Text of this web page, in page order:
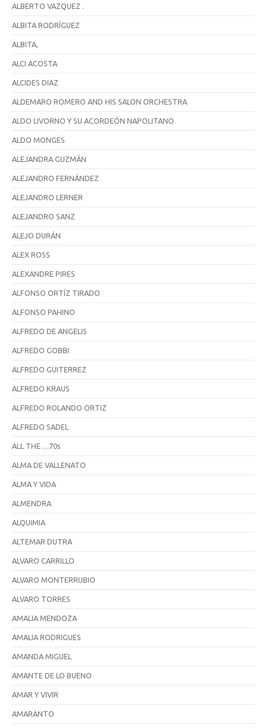
ALBERTO VAZQUEZ .
ALBITA RODRÍGUEZ
ALBITA,
ALCI ACOSTA
ALCIDES DIAZ
ALDEMARO ROMERO AND HIS SALON ORCHESTRA
ALDO LIVORNO Y SU ACORDEÓN NAPOLITANO
ALDO MONGES
ALEJANDRA GUZMÁN
ALEJANDRO FERNÁNDEZ
ALEJANDRO LERNER
ALEJANDRO SANZ
ALEJO DURÁN
ALEX ROSS
ALEXANDRE PIRES
ALFONSO ORTÍZ TIRADO
ALFONSO PAHINO
ALFREDO DE ANGELIS
ALFREDO GOBBI
ALFREDO GUITERREZ
ALFREDO KRAUS
ALFREDO ROLANDO ORTIZ
ALFREDO SADEL
ALL THE …70s
ALMA DE VALLENATO
ALMA Y VIDA
ALMENDRA
ALQUIMIA
ALTEMAR DUTRA
ALVARO CARRILLO
ALVARO MONTERRUBIO
ALVARO TORRES
AMALIA MENDOZA
AMALIA RODRIGUES
AMANDA MIGUEL
AMANTE DE LO BUENO
AMAR Y VIVIR
AMARANTO